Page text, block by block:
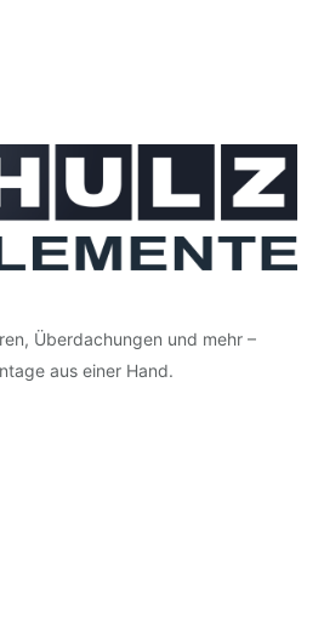
Überdachungen und mehr –
aus einer Hand.